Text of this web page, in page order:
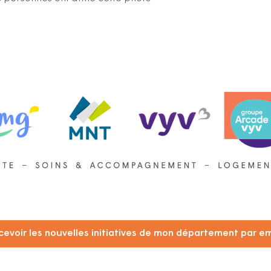
les nouvelles initiatives de mon département par